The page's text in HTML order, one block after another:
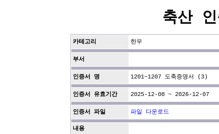
축산
카테고리 한우
부서
인증서 명 1201~1207 도축증명서 (3)
인증서 유효기간 2025-12-08 ~ 2026-12-07
인증서 파일 파일 다운로드
내용